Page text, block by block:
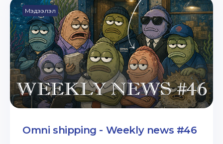
Мэдээлэл
Omni shipping - Weekly news #46